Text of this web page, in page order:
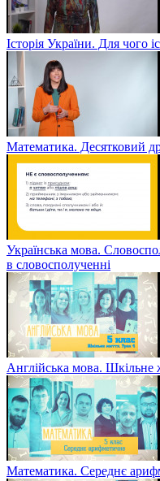
Історія України. Для чого
Математика. Десятковий
Українська мова.
в словосполученні
Англійська мова.
Математика. Середнє